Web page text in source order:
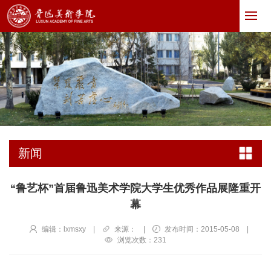
新闻
“鲁艺杯”首届鲁迅美术学院大学生优秀作品展隆重开
幕
编辑：lxmsxy | 来源： | 发布时间：2015-05-08
|
浏览次数： 231